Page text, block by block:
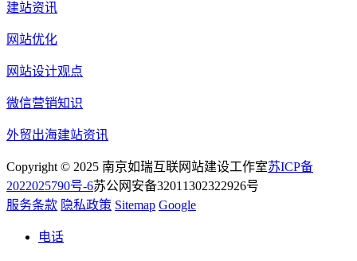
建站资讯
网站优化
网站设计观点
微信营销知识
外贸出海建站资讯
Copyright © 2025 南京如瑞互联网站建设工作室苏ICP备
2022025790号-6苏公网安备32011302322926号
服务条款 隐私政策 Sitemap Google
电话